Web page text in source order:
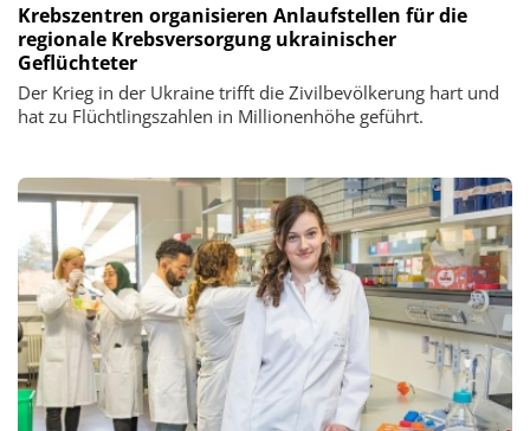
Krebszentren organisieren Anlaufstellen für die
regionale Krebsversorgung ukrainischer
Geflüchteter
Der Krieg in der Ukraine trifft die Zivilbevölkerung hart und
hat zu Flüchtlingszahlen in Millionenhöhe geführt.